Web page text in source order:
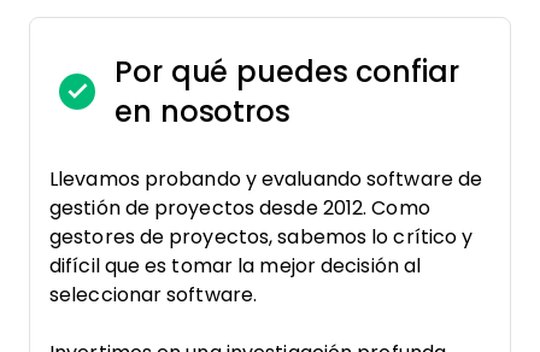
Por qué puedes confiar
en nosotros
Llevamos probando y evaluando software de
gestión de proyectos desde 2012. Como
gestores de proyectos, sabemos lo crítico y
difícil que es tomar la mejor decisión al
seleccionar software.